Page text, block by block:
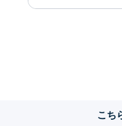
こち